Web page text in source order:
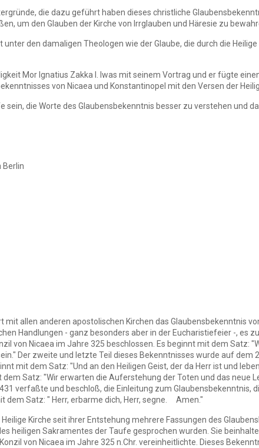
die dazu geführt haben dieses christliche
um den Glauben der Kirche von Irrglauben und Häresie zu
unter den damaligen Theologen wie der Glaube, die durch die
Mor Ignatius Zakka I. Iwas mit seinem Vortrag und er fügte
von Nicaea und Konstantinopel mit den Versen der
sein, die Worte des Glaubensbekenntnis besser zu verstehen und
Berlin
mit allen anderen apostolischen Kirchen das Glaubensbekenntnis
Handlungen - ganz besonders aber in der Eucharistiefeier -, es
von Nicaea im Jahre 325 beschlossen. Es beginnt mit dem Satz:
Der zweite und letzte Teil dieses Bekenntnisses wurde auf dem
mit dem Satz: "Und an den Heiligen Geist, der da Herr ist und
Satz: "Wir erwarten die Auferstehung der Toten und das neue
verfaßte und beschloß, die Einleitung zum Glaubensbekenntnis,
dem Satz: " Herr, erbarme dich, Herr, segne. Amen."
Kirche seit ihrer Entstehung mehrere Fassungen des
heiligen Sakramentes der Taufe gesprochen wurden. Sie
von Nicaea im Jahre 325 n.Chr. vereinheitlichte. Dieses